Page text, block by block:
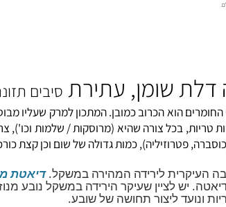
שומן, עתירתסיבים
הוא הכרוב כמובן. המתכון למרק שעליו
בכל צורה שהיא (מרוסקות / שלמות וכו'),
כמות גדולה של שום וכן קצתכורכום
לירידה המהירה במשקל.דיאטת מרק
שעיקר הירידה במשקל נובע